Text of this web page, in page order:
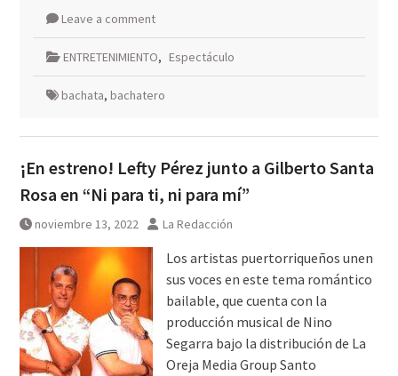
Leave a comment
ENTRETENIMIENTO, Espectáculo
bachata, bachatero
¡En estreno! Lefty Pérez junto a Gilberto Santa
Rosa en “Ni para ti, ni para mí”
noviembre 13, 2022 La Redacción
Los artistas puertorriqueños unen
sus voces en este tema romántico
bailable, que cuenta con la
producción musical de Nino
Segarra bajo la distribución de La
Oreja Media Group Santo